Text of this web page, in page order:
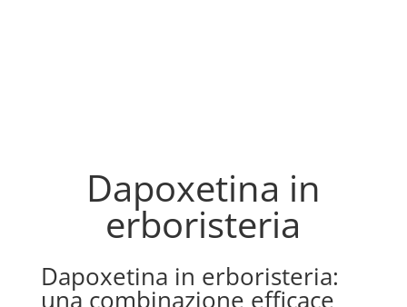
Dapoxetina in
erboristeria
Dapoxetina in erboristeria:
una combinazione efficace